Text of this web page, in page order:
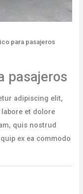
para pasajeros
pasajeros
adipiscing elit,
et dolore
quis nostrud
ex ea commodo